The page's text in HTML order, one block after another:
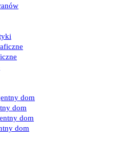
dom
dom
dom
dom